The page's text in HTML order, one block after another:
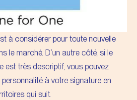
à considérer pour toute nouvelle
le marché. D’un autre côté, si le
est très descriptif, vous pouvez
à votre signature en
qui suit.